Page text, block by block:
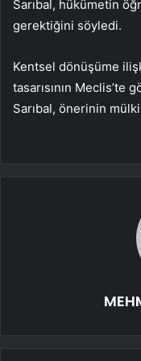
Sarıbal, hükümetin
gerektiğini söyledi.
Kentsel dönüşüme
tasarısının Meclis’te
Sarıbal, önerinin